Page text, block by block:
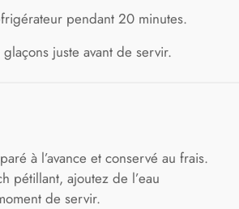
pendant 20 minutes.
juste avant de servir.
à l’avance et conservé au frais.
pétillant, ajoutez de l’eau
de servir.